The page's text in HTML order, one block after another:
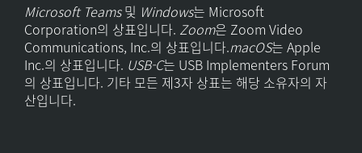
Microsoft Teams및 Windows는 Microsoft
Corporation의 상표입니다. Zoom은 Zoom Video
Communications, Inc.의 상표입니다.macOS는 Apple
Inc.의 상표입니다. USB-C는 USB Implementers Forum
의 상표입니다. 기타 모든 제3자 상표는 해당 소유자의 자
산입니다.